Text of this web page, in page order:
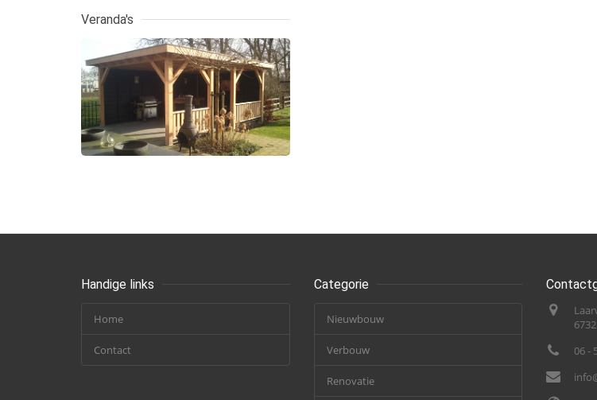
Veranda's
Handige links
Home
Contact
Categorie
Nieuwbouw
Verbouw
Renovatie
06 -